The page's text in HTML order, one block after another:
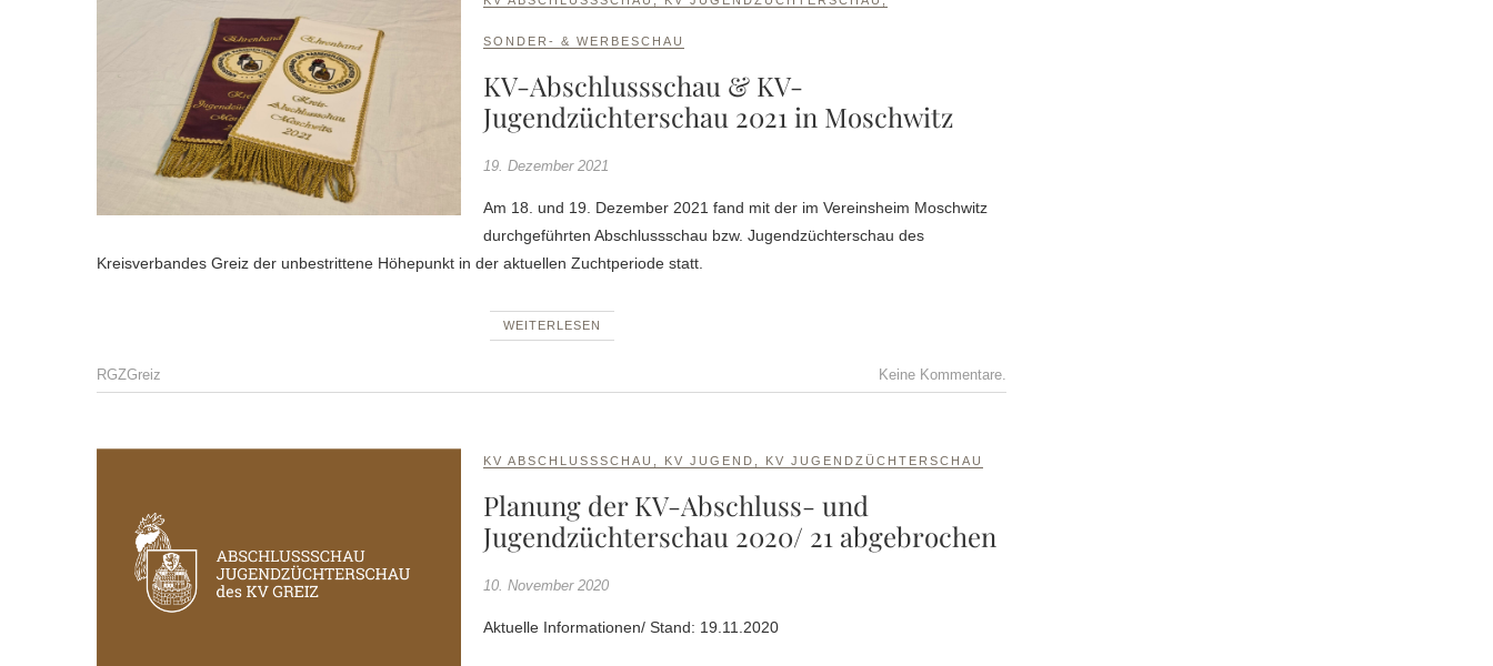
SONDER- & WERBESCHAU
KV-Abschlussschau & KV-
Jugendzüchterschau 2021 in Moschwitz
19. Dezember 2021
Am 18. und 19. Dezember 2021 fand mit der im Vereinsheim Moschwitz
durchgeführten Abschlussschau bzw. Jugendzüchterschau des
Kreisverbandes Greiz der unbestrittene Höhepunkt in der aktuellen Zuchtperiode statt.
WEITERLESEN
RGZGreiz Keine Kommentare.
KV ABSCHLUSSSCHAU KV JUGEND KV JUGENDZÜCHTERSCHAU
Planung der KV-Abschluss- und
Jugendzüchterschau 2020/ 21 abgebrochen
10. November 2020
Aktuelle Informationen/ Stand: 19.11.2020